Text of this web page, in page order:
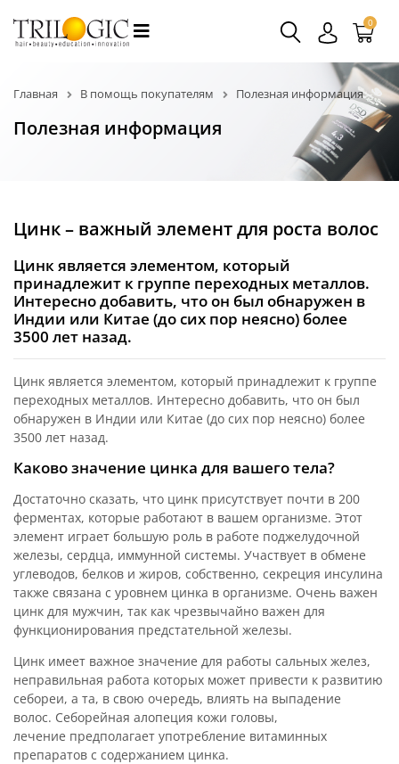
0
Главная В помощь покупателям Полезная информация
Полезная информация
Цинк – важный элемент для роста волос
Цинк является элементом, который
принадлежит к группе переходных металлов.
Интересно добавить, что он был обнаружен в
Индии или Китае (до сих пор неясно) более
3500 лет назад.
Цинк является элементом, который принадлежит к группе
переходных металлов. Интересно добавить, что он был
обнаружен в Индии или Китае (до сих пор неясно) более
3500 лет назад.
Каково значение цинка для вашего тела?
Достаточно сказать, что цинк присутствует почти в 200
ферментах, которые работают в вашем организме. Этот
элемент играет большую роль в работе поджелудочной
железы, сердца, иммунной системы. Участвует в обмене
углеводов, белков и жиров, собственно, секреция инсулина
также связана с уровнем цинка в организме. Очень важен
цинк для мужчин, так как чрезвычайно важен для
функционирования предстательной железы.
Цинк имеет важное значение для работы сальных желез,
неправильная работа которых может привести к развитию
себореи, а та, в свою очередь, влиять на выпадение
волос. Себорейная алопеция кожи головы,
лечение предполагает употребление витаминных
препаратов с содержанием цинка.